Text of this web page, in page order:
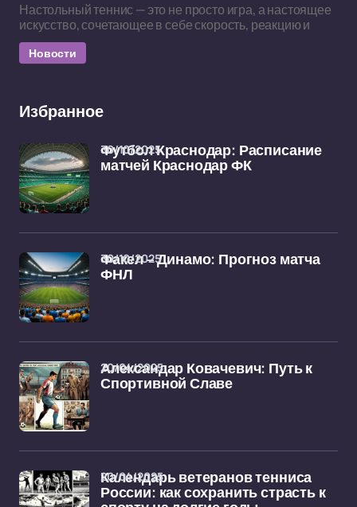
Настольный теннис — это не просто игра, а настоящее
искусство, сочетающее в себе скорость, реакцию и
Новости
Избранное
Футбол Краснодар: Расписание
матчей Краснодар ФК
30/10/2025
Факел – Динамо: Прогноз матча
ФНЛ
30/10/2025
Александар Ковачевич: Путь к
Спортивной Славе
20/04/2025
Календарь ветеранов тенниса
России: как сохранить страсть к
20/04/2025